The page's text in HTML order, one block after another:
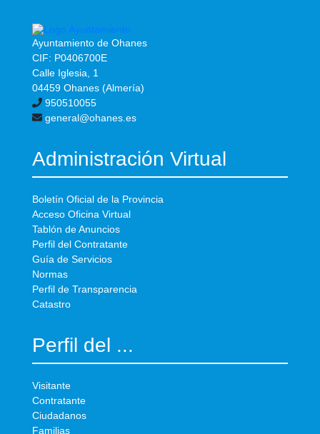
Ayuntamiento de Ohanes
CIF: P0406700E
Calle Iglesia, 1
04459 Ohanes (Almería)
950510055
general@ohanes.es
Administración Virtual
Boletín Oficial de la Provincia
Acceso Oficina Virtual
Tablón de Anuncios
Perfil del Contratante
Guía de Servicios
Normas
Perfil de Transparencia
Catastro
Perfil del ...
Visitante
Contratante
Ciudadanos
Familias